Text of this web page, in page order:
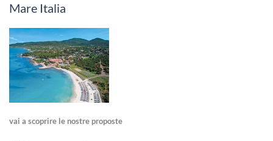
Mare Italia
vai a scoprire le nostre proposte